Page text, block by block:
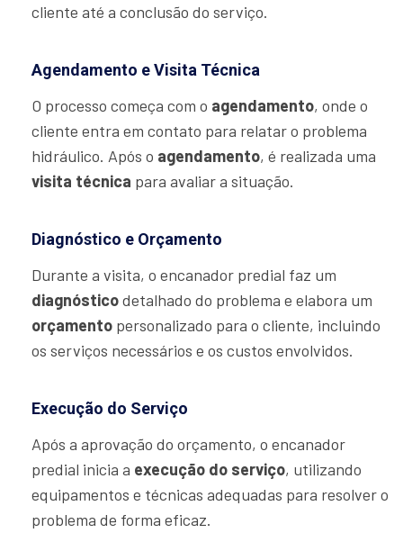
cliente até a conclusão do serviço.
Agendamento e Visita Técnica
O processo começa com o agendamento, onde o
cliente entra em contato para relatar o problema
hidráulico. Após o agendamento, é realizada uma
visita técnica para avaliar a situação.
Diagnóstico e Orçamento
Durante a visita, o encanador predial faz um
diagnósticodetalhado do problema e elabora um
orçamento personalizado para o cliente, incluindo
os serviços necessários e os custos envolvidos.
Execução do Serviço
Após a aprovação do orçamento, o encanador
predial inicia a execução do serviço, utilizando
equipamentos e técnicas adequadas para resolver o
problema de forma eficaz.